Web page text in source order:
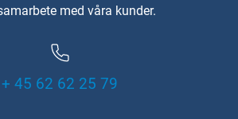
med våra kunder.
+ 45 62 62 25 79